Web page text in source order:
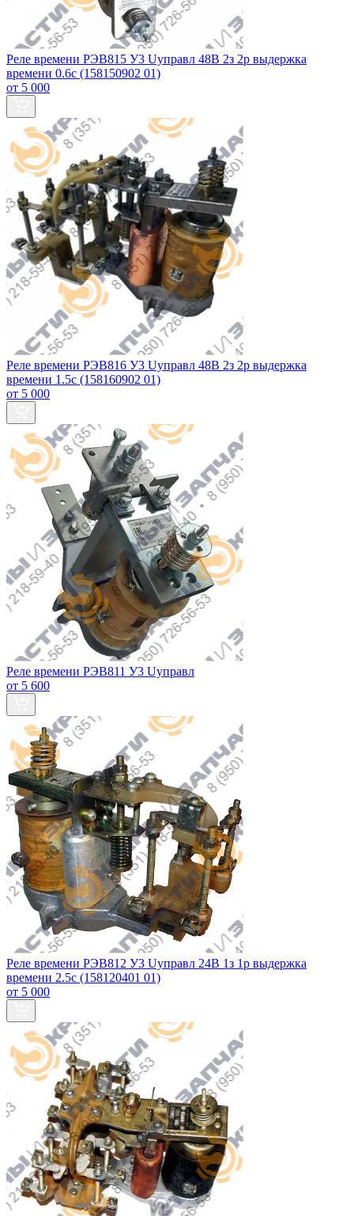
Реле времени РЭВ815 У3 Uуправл 48В 2з 2р выдержка
времени 0.6с (158150902 01)
от 5 000
Реле времени РЭВ816 У3 Uуправл 48В 2з 2р выдержка
времени 1.5с (158160902 01)
от 5 000
Реле времени РЭВ811 У3 Uуправл
от 5 600
Реле времени РЭВ812 У3 Uуправл 24В 1з 1р выдержка
времени 2.5с (158120401 01)
от 5 000